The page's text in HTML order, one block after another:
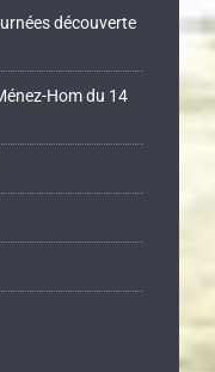
découverte
Hom du 14